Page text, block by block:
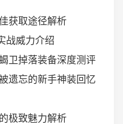
获取途径解析
战威力介绍
卫掉落装备深度测评
遗忘的新手神装回忆
极致魅力解析